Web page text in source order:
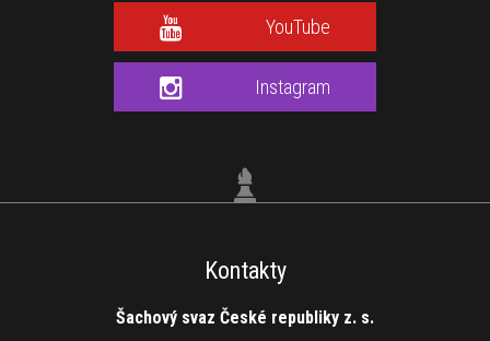
YouTube
Instagram
Kontakty
Šachový svaz České republiky z. s.